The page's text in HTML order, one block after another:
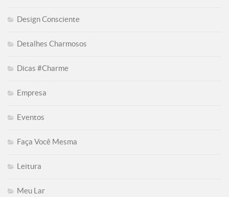
Design Consciente
Detalhes Charmosos
Dicas #Charme
Empresa
Eventos
Faça Você Mesma
Leitura
Meu Lar